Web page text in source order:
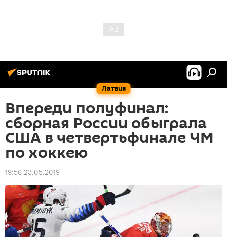
Латвия
Впереди полуфинал:
сборная России обыграла
США в четвертьфинале ЧМ
по хоккею
19:56 23.05.2019